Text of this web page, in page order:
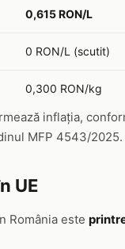
0,615 RON/L
0 RON/L (scutit)
0,300 RON/kg
inflația,
MFP 4543/2025.
UE
România este